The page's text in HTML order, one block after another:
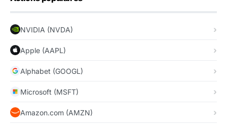
NVIDIA (NVDA)
Apple (AAPL)
Alphabet (GOOGL)
Microsoft (MSFT)
Amazon.com (AMZN)